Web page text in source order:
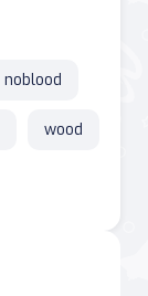
noblood
wood